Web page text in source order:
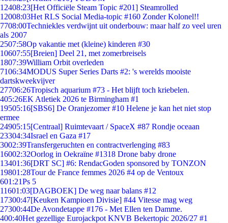
12408:23[Het Officiële Steam Topic #201] Steamrolled
12008:03Het RLS Social Media-topic #160 Zonder Kolonel!!
7708:00Techniekles verdwijnt uit onderbouw: maar half zo veel uren
als 2007
2507:58Op vakantie met (kleine) kinderen #30
10607:55[Breien] Deel 21, met zomerbreisels
1807:39William Orbit overleden
7106:34MODUS Super Series Darts #2: 's werelds mooiste
dartskweekvijver
27706:26Tropisch aquarium #73 - Het blijft toch kriebelen.
405:26EK Atletiek 2026 te Birmingham #1
19505:16[SBS6] De Oranjezomer #10 Helene je kan het niet stop
ermee
24905:15[Centraal] Ruimtevaart / SpaceX #87 Rondje oceaan
23304:34Israel en Gaza #17
3002:39Transfergeruchten en contractverlenging #83
16002:32Oorlog in Oekraïne #1318 Drone baby drone
13401:36[DRT SC] #6: RendacGoden sponsored by TONZON
19801:28Tour de France femmes 2026 #4 op de Ventoux
601:21Ps 5
11601:03[DAGBOEK] De weg naar balans #12
17300:47[Keuken Kampioen Divisie] #44 Vitesse mag weg
27300:44De Avondetappe #176 - Met Ellen ten Damme.
400:40Het gezellige Eurojackpot KNVB Bekertopic 2026/27 #1